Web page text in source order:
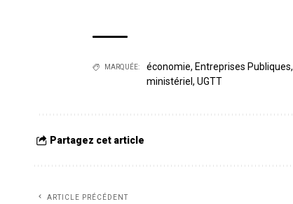
MARQUÉE: économie, Entreprises Publiques,
ministériel , UGTT
Partagez cet article
ARTICLE PRÉCÉDENT